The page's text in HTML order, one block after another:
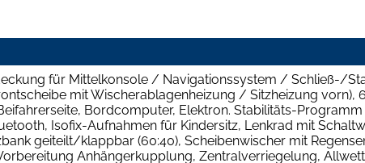
für Mittelkonsole / Navigationssystem / Schließ-/
mit Wischerablagenheizung / Sitzheizung vorn),
Bordcomputer, Elektron. Stabilitäts-Programm
Isofix-Aufnahmen für Kindersitz, Lenkrad mit
geiteilt/klappbar (60:40), Scheibenwischer mit
Anhängerkupplung, Zentralverriegelung,